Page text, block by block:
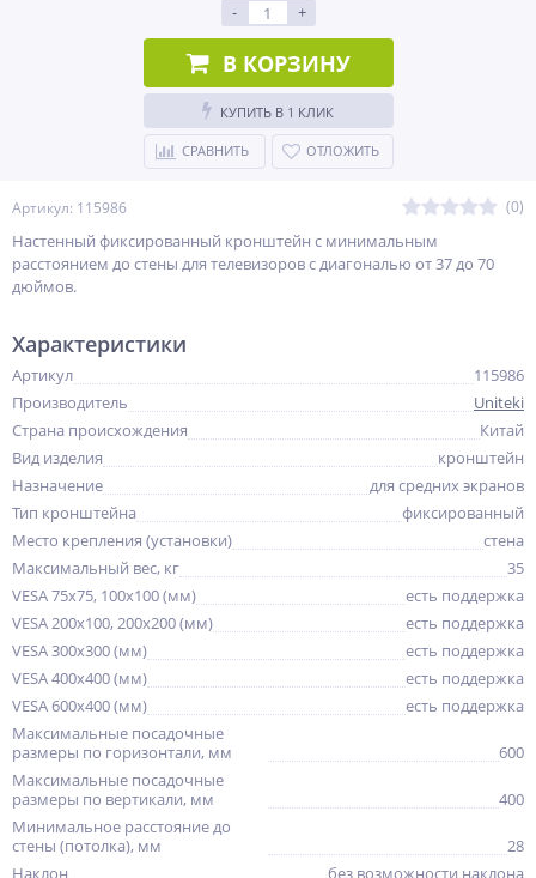
Артикул: 115986 (0)
Настенный фиксированный кронштейн с минимальным
расстоянием до стены для телевизоров с диагональю от 37 до 70
дюймов.
- +
В КОРЗИНУ
КУПИТЬ В 1 КЛИК
СРАВНИТЬ ОТЛОЖИТЬ
Характеристики
Артикул
115986
Производитель
Uniteki
Страна происхождения
Китай
Вид изделия
кронштейн
Назначение
для средних экранов
Тип кронштейна
фиксированный
Место крепления (установки)
стена
Максимальный вес, кг
35
VESA 75x75, 100x100 (мм)
есть поддержка
VESA 200x100, 200x200 (мм)
есть поддержка
VESA 300x300 (мм)
есть поддержка
VESA 400x400 (мм)
есть поддержка
VESA 600x400 (мм)
есть поддержка
Максимальные посадочные
размеры по горизонтали, мм
600
Максимальные посадочные
размеры по вертикали, мм
400
Минимальное расстояние до
стены (потолка), мм
28
Наклон
без возможности наклона